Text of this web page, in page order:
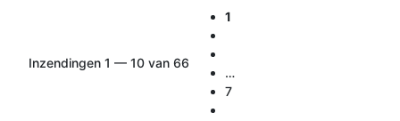
Inzendingen 1 — 10 van 66
1
…
7